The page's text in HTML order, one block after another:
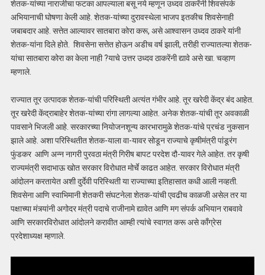
शेतक-यांच्या नाराजीचा फटका आपल्याला बसू नये म्हणून उध्दव ठाकरेंनी शिवसंपर्क
अभियानाची घोषणा केली आहे. शेतक-यांच्या दुरावस्थेला भाजप इतकीच शिवसेनाही
जबाबदार आहे. सत्तेत आल्यावर सातबारा कोरा करू, असे आश्वासन उध्दव ठाकरे यांनी
शेतक-यांना दिले होते. शिवसेना सत्तेत होऊन अडीच वर्ष झाली, तरीही राज्यातल्या शेतक-
यांचा सातबारा कोरा का केला नाही ?याचे उत्तर उध्दव ठाकरेंनी द्यावे असे खा. चव्हाण
म्हणाले.
राज्यात तूर उत्पादक शेतक-यांची परिस्थिती अत्यंत गंभीर आहे. तूर खरेदी केंद्र बंद आहेत.
तूर खरेदी केंद्राबाहेर शेतक-यांच्या रांगा लागल्या आहेत. अनेक शेतक-यांची तूर अवकाळी
पावसाने भिजली आहे. सरकारच्या नियोजनशून्य कारभारामुळे शेतक-यांचे प्रचंड नुकसान
झाले आहे. अशा परिस्थितीत शेतक-याला वा-यावर सोडून राज्याचे कृषीमंत्री पांडूरंग
फुंडकर आणि अन्न नागरी पुरवठा मंत्री गिरीष बापट परदेश दौ-यावर गेले आहेत. तर कृषी
राज्यमंत्री सदाभाऊ खोत सरकार विरोधात मोर्चे काढत आहेत. सरकार विरोधात मंत्री
आंदोलन करतायेत अशी दुर्देवी परिस्थिती या राज्याच्या इतिहासात कधी आली नव्हती.
शिवसेना आणि स्वाभिमानी शेतकरी संघटनेला शेतक-यांची एवढीच काळजी असेल तर या
पक्षाच्या मंत्र्यांनी अगोदर मंत्री पदाचे राजीनामे द्यावेत आणि मग संपर्क अभियान राबवावे
आणि सरकारविरोधात आंदोलने करावीत आम्ही त्यांचे स्वागत करू असे काँग्रेस
प्रदेशाध्यक्ष म्हणाले.